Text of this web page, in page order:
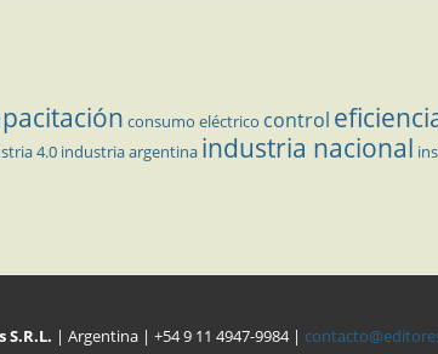
consumo eléctrico control
4.0 industria argentina industria nacional
S.R.L. | Argentina | +54 9 11 4947-9984 |